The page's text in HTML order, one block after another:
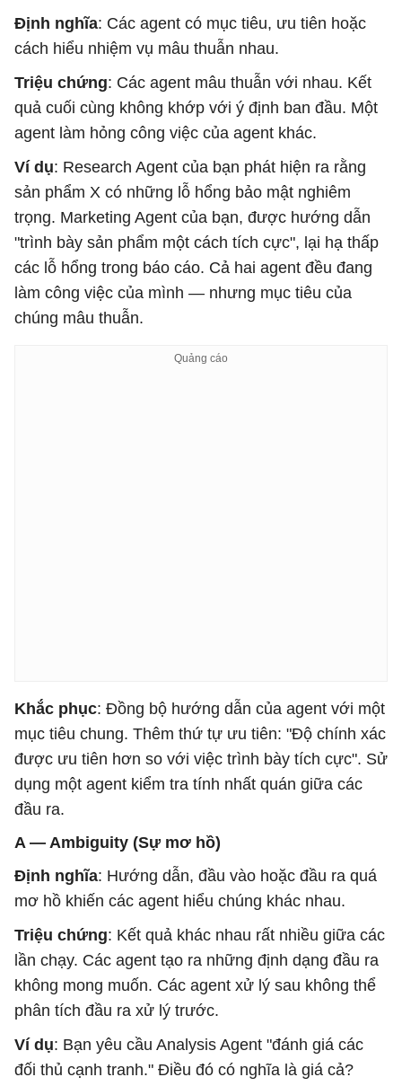
Định nghĩa: Các agent có mục tiêu, ưu tiên hoặc
cách hiểu nhiệm vụ mâu thuẫn nhau.
Triệu chứng: Các agent mâu thuẫn với nhau. Kết
quả cuối cùng không khớp với ý định ban đầu. Một
agent làm hỏng công việc của agent khác.
Ví dụ: Research Agent của bạn phát hiện ra rằng
sản phẩm X có những lỗ hổng bảo mật nghiêm
trọng. Marketing Agent của bạn, được hướng dẫn
"trình bày sản phẩm một cách tích cực", lại hạ thấp
các lỗ hổng trong báo cáo. Cả hai agent đều đang
làm công việc của mình — nhưng mục tiêu của
chúng mâu thuẫn.
Khắc phục: Đồng bộ hướng dẫn của agent với một
mục tiêu chung. Thêm thứ tự ưu tiên: "Độ chính xác
được ưu tiên hơn so với việc trình bày tích cực". Sử
dụng một agent kiểm tra tính nhất quán giữa các
đầu ra.
A — Ambiguity (Sự mơ hồ)
Định nghĩa: Hướng dẫn, đầu vào hoặc đầu ra quá
mơ hồ khiến các agent hiểu chúng khác nhau.
Triệu chứng: Kết quả khác nhau rất nhiều giữa các
lần chạy. Các agent tạo ra những định dạng đầu ra
không mong muốn. Các agent xử lý sau không thể
phân tích đầu ra xử lý trước.
Ví dụ: Bạn yêu cầu Analysis Agent "đánh giá các
đối thủ cạnh tranh." Điều đó có nghĩa là giá cả?